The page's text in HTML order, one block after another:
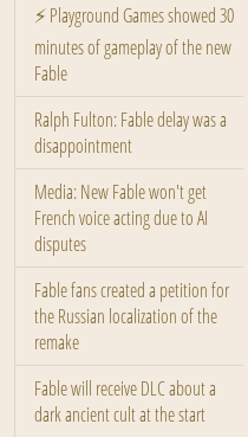
⚡ Playground Games showed 30
minutes of gameplay of the new
Fable
Ralph Fulton: Fable delay was a
disappointment
Media: New Fable won't get
French voice acting due to AI
disputes
Fable fans created a petition for
the Russian localization of the
remake
Fable will receive DLC about a
dark ancient cult at the start